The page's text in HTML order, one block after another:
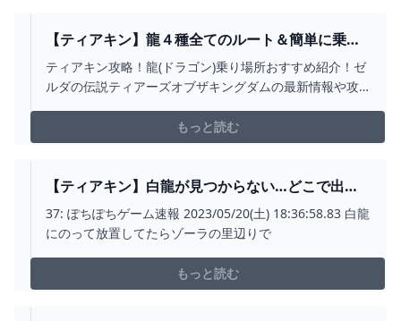
【ティアキン】龍４種全てのルート＆簡単に乗れ
る場所紹介！白龍・ネルドラ・フロドラ・オルド
ラ【ティアーズオブザキングダム】 - YOUTUBE
ティアキン攻略！龍(ドラゴン)乗り場所おすすめ紹介！ゼ
ルダの伝説ティアーズオブザキングダムの最新情報や攻
画・コログのお面早めにGETして！
https://youtu.be/wb3bkNNi8j4・パラセール不要になる
もっと読む
【ティアキン】白龍が見つからない…どこで出待
ちしてるのがいいんだ？｜ぽちぽちゲーム速報
37: ぽちぽちゲーム速報 2023/05/20(土) 18:36:58.83 白龍
にのって放置してたらゾーラの里辺りで
もっと読む